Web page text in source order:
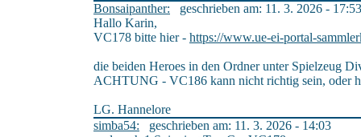
Bonsaipanther: geschrieben am: 11. 3. 2026 - 17:53
Hallo Karin,
VC178 bitte hier - https://www.ue-ei-portal-
die beiden Heroes in den Ordner unter Spielzeug
ACHTUNG - VC186 kann nicht richtig sein, oder
LG. Hannelore
simba54: geschrieben am: 11. 3. 2026 - 14:03